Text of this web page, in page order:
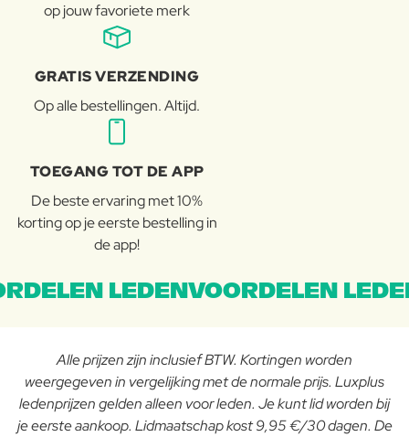
op jouw favoriete merk
GRATIS VERZENDING
Op alle bestellingen. Altijd.
TOEGANG TOT DE APP
De beste ervaring met 10%
korting op je eerste bestelling in
de app!
LEDENVOORDELEN
Alle prijzen zijn inclusief BTW. Kortingen worden
weergegeven in vergelijking met de normale prijs. Luxplus
ledenprijzen gelden alleen voor leden. Je kunt lid worden bij
je eerste aankoop. Lidmaatschap kost 9,95 €/30 dagen. De